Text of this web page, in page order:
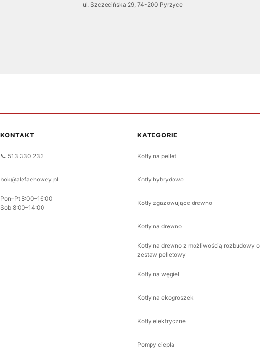
ul. Szczecińska 29, 74-200 Pyrzyce
KONTAKT
📞 513 330 233
bok@alefachowcy.pl
Pon–Pt 8:00–16:00
Sob 8:00–14:00
KATEGORIE
Kotły na pellet
Kotły hybrydowe
Kotły zgazowujące drewno
Kotły na drewno
Kotły na drewno z możliwością rozbudowy o
zestaw pelletowy
Kotły na węgiel
Kotły na ekogroszek
Kotły elektryczne
Pompy ciepła